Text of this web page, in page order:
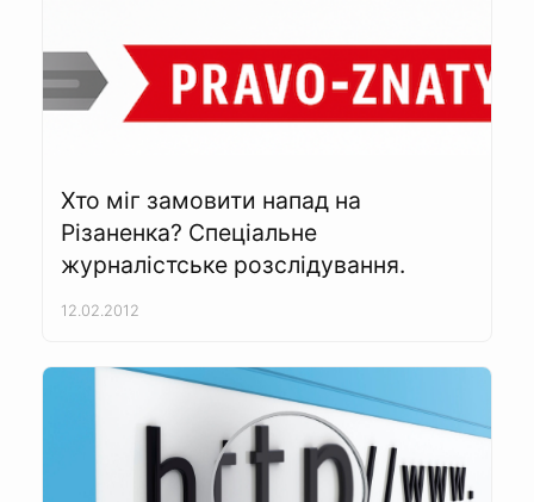
Хто міг замовити напад на
Різаненка? Спеціальне
журналістське розслідування.
12.02.2012